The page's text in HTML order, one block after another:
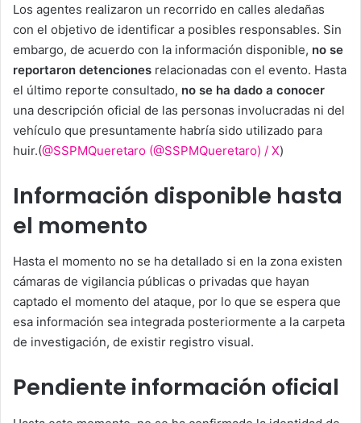
Los agentes realizaron un recorrido en calles aledañas
con el objetivo de identificar a posibles responsables. Sin
embargo, de acuerdo con la información disponible, no se
reportaron detenciones relacionadas con el evento. Hasta
el último reporte consultado, no se ha dado a conocer
una descripción oficial de las personas involucradas ni del
vehículo que presuntamente habría sido utilizado para
huir.(@SSPMQueretaro (@SSPMQueretaro) / X)
Información disponible hasta
el momento
Hasta el momento no se ha detallado si en la zona existen
cámaras de vigilancia públicas o privadas que hayan
captado el momento del ataque, por lo que se espera que
esa información sea integrada posteriormente a la carpeta
de investigación, de existir registro visual.
Pendiente información oficial